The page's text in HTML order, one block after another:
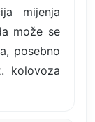
mijenja
može se
posebno
kolovoza